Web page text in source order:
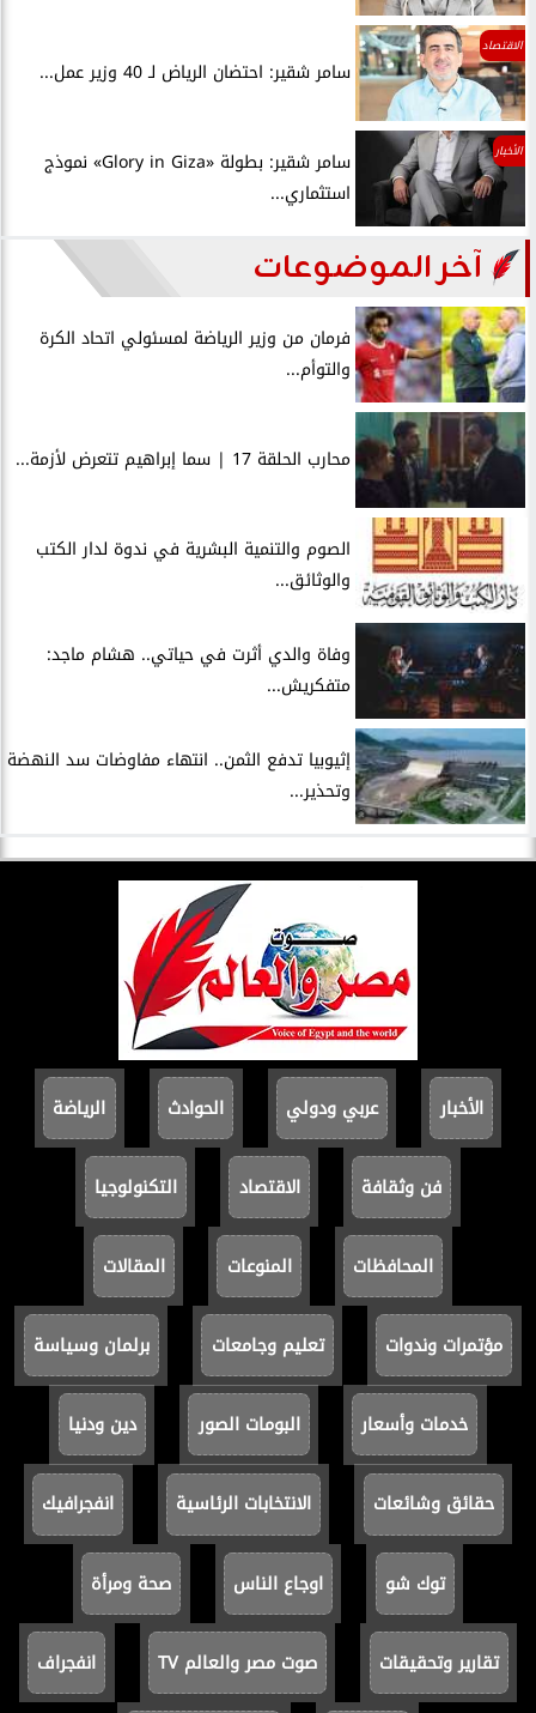
الاقتصاد
سامر شقير: احتضان الرياض لـ 40 وزير عمل...
الأخبار
سامر شقير: بطولة «Glory in Giza» نموذج
استثماري...
آخر الموضوعات
فرمان من وزير الرياضة لمسئولي اتحاد الكرة
والتوأم...
محارب الحلقة 17 | سما إبراهيم تتعرض لأزمة...
الصوم والتنمية البشرية في ندوة لدار الكتب
والوثائق...
وفاة والدي أثرت في حياتي.. هشام ماجد:
متفكريش...
إثيوبيا تدفع الثمن.. انتهاء مفاوضات سد النهضة
وتحذير...
الأخبار عربي ودولي الحوادث الرياضة
فن وثقافة الاقتصاد التكنولوجيا
المحافظات المنوعات المقالات
مؤتمرات وندوات تعليم وجامعات برلمان وسياسة
خدمات وأسعار البومات الصور دين ودنيا
حقائق وشائعات الانتخابات الرئاسية انفجرافيك
توك شو اوجاع الناس صحة ومرأة
تقارير وتحقيقات صوت مصر والعالم TV انفجراف